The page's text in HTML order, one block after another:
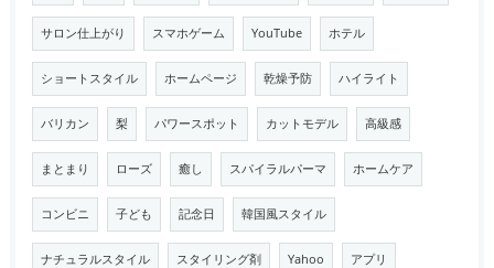
サロン仕上がり スマホゲーム YouTube ホテル
ショートスタイル ホームページ 乾燥予防 ハイライト
バリカン 梨 パワースポット カットモデル 高級感
まとまり ローズ 癒し スパイラルパーマ ホームケア
コンビニ 子ども 記念日 韓国風スタイル
ナチュラルスタイル スタイリング剤 Yahoo アプリ